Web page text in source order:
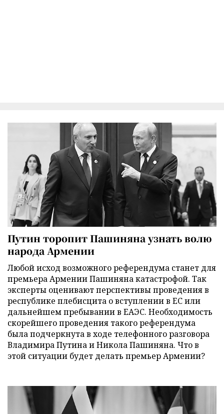
Путин торопит Пашиняна узнать волю
народа Армении
Любой исход возможного референдума станет для
премьера Армении Пашиняна катастрофой. Так
эксперты оценивают перспективы проведения в
республике плебисцита о вступлении в ЕС или
дальнейшем пребывании в ЕАЭС. Необходимость
скорейшего проведения такого референдума
была подчеркнута в ходе телефонного разговора
Владимира Путина и Никола Пашиняна. Что в
этой ситуации будет делать премьер Армении?